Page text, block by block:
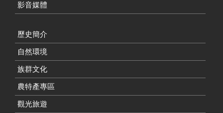
影音媒體
歷史簡介
自然環境
族群文化
農特產專區
觀光旅遊